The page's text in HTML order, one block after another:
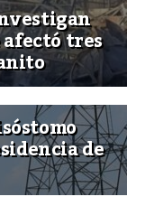
tres
de